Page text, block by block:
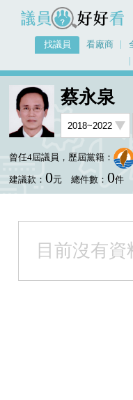
議員好好看
找議員 看廠商
首頁 找議員 蔡永泉
蔡永泉
曾任4屆議員，歷屆黨籍：
建議款： 0元 總件數： 0件
目前沒有資